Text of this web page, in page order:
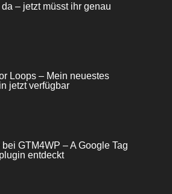
– jetzt müsst ihr genau
Loops – Mein neuestes
jetzt verfügbar
GTM4WP – A Google Tag
entdeckt